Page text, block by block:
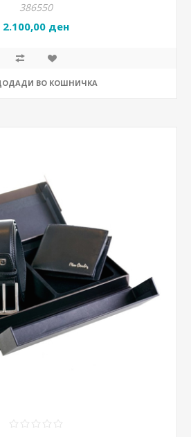
386550
2.100,00 ден
ВО КОШНИЧКА